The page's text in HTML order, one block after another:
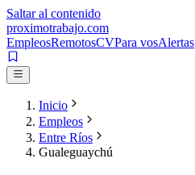
Saltar al contenido
proximotrabajo.com
EmpleosRemotosCVPara vosAlertas
Inicio
Empleos
Entre Ríos
Gualeguaychú